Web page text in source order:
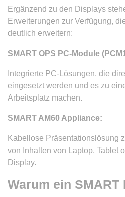
Ergänzend zu den Displays
Erweiterungen zur Verfügung,
deutlich erweitern:
SMART OPS PC-Module
Integrierte PC-Lösungen, die
eingesetzt werden und es zu
Arbeitsplatz machen.
SMART AM60 Appliance:
Kabellose Präsentationslösung
von Inhalten von Laptop, Tablet
Display.
Warum ein SMART